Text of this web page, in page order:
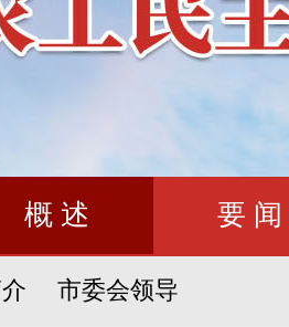
概 述 要 闻
市委会领导